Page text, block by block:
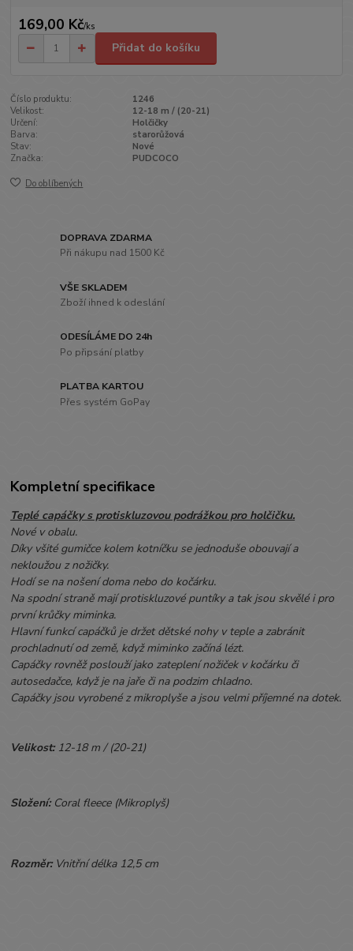
169,00 Kč/ks
Přidat do košíku
Číslo produktu:
1246
Velikost:
12-18 m / (20-21)
Určení:
Holčičky
Barva:
starorůžová
Stav:
Nové
Značka:
PUDCOCO
Do oblíbených
DOPRAVA ZDARMA
Při nákupu nad 1500 Kč
VŠE SKLADEM
Zboží ihned k odeslání
ODESÍLÁME DO 24h
Po připsání platby
PLATBA KARTOU
Přes systém GoPay
Kompletní specifikace
Teplé capáčky s protiskluzovou podrážkou pro holčičku.
Nové v obalu.
Díky všité gumičce kolem kotníčku se jednoduše obouvají a
nekloužou z nožičky.
Hodí se na nošení doma nebo do kočárku.
Na spodní straně mají protiskluzové puntíky a tak jsou skvělé i pro
první krůčky miminka.
Hlavní funkcí capáčků je držet dětské nohy v teple a zabránit
prochladnutí od země, když miminko začíná lézt.
Capáčky rovněž poslouží jako zateplení nožiček v kočárku či
autosedačce, když je na jaře či na podzim chladno.
Capáčky jsou vyrobené z mikroplyše a jsou velmi příjemné na dotek.
Velikost: 12-18 m / (20-21)
Složení: Coral fleece (Mikroplyš)
Rozměr: Vnitřní délka 12,5 cm